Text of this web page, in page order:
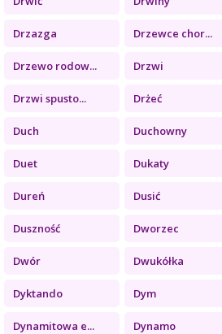
Drzazga Drzewce chor...
Drzewo rodow... Drzwi
Drzwi spusto... Drżeć
Duch Duchowny
Duet Dukaty
Dureń Dusić
Duszność Dworzec
Dwór Dwukółka
Dyktando Dym
Dynamitowa e... Dynamo